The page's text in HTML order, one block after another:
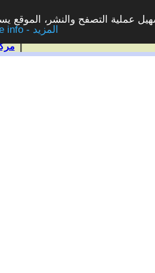
عملية التصفح والنشر، الموقع
More info - المزيد
|